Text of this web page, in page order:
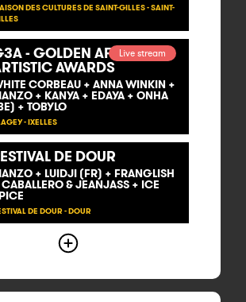
DES CULTURES DE SAINT-GILLES - SAINT-
- GOLDEN AFRO
AWARDS
CORBEAU + ANNA WINKIN +
+ KANYA + EDAYA + ONHA
+ TOBYLO
- IXELLES
Live stream
DE DOUR
+ LUIDJI (FR) + FRANGLISH
& JEANJASS + ICE
DE DOUR - DOUR